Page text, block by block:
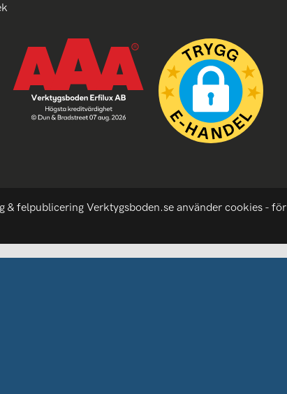
felpublicering Verktygsboden.se använder cookies - för